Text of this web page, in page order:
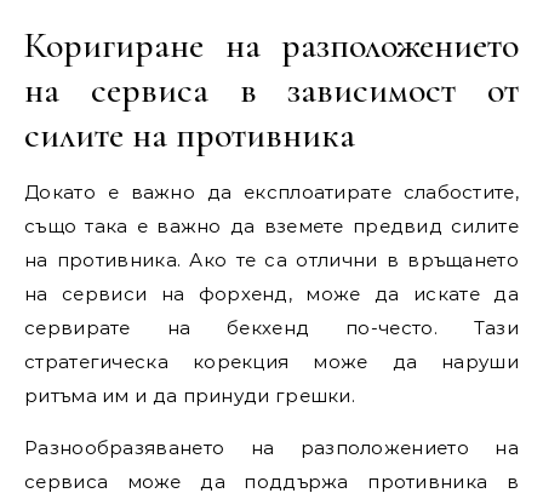
Коригиране на разположението
на сервиса в зависимост от
силите на противника
Докато е важно да експлоатирате слабостите,
също така е важно да вземете предвид силите
на противника. Ако те са отлични в връщането
на сервиси на форхенд, може да искате да
сервирате на бекхенд по-често. Тази
стратегическа корекция може да наруши
ритъма им и да принуди грешки.
Разнообразяването на разположението на
сервиса може да поддържа противника в